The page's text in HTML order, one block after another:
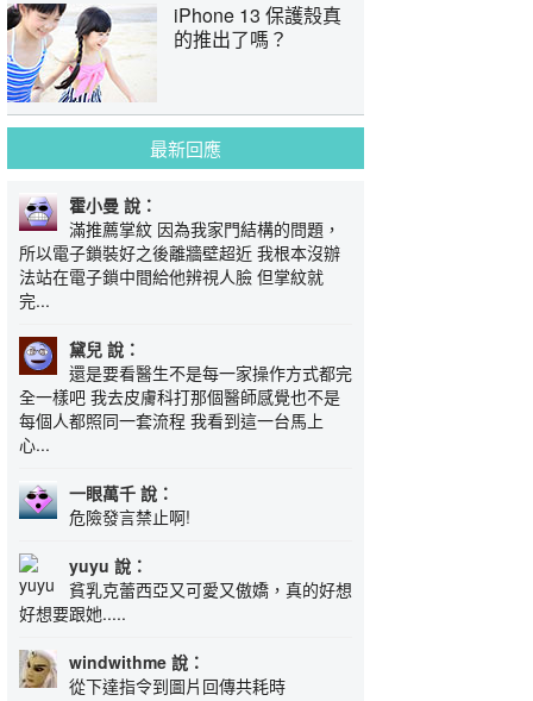
iPhone 13 保護殼真
的推出了嗎？
最新回應
霍小曼 說：
滿推薦掌紋 因為我家門結構的問題，
所以電子鎖裝好之後離牆壁超近 我根本沒辦
法站在電子鎖中間給他辨視人臉 但掌紋就
完...
黛兒 說：
還是要看醫生不是每一家操作方式都完
全一樣吧 我去皮膚科打那個醫師感覺也不是
每個人都照同一套流程 我看到這一台馬上
心...
一眼萬千 說：
危險發言禁止啊!
yuyu 說：
貧乳克蕾西亞又可愛又傲嬌，真的好想
好想要跟她.....
windwithme 說：
從下達指令到圖片回傳共耗時